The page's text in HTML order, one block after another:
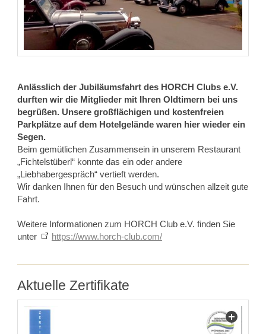
Anlässlich der Jubiläumsfahrt des HORCH Clubs e.V.
durften wir die Mitglieder mit Ihren Oldtimern bei uns
begrüßen. Unsere großflächigen und kostenfreien
Parkplätze auf dem Hotelgelände waren hier wieder ein
Segen.
Beim gemütlichen Zusammensein in unserem Restaurant
„Fichtelstüberl“ konnte das ein oder andere
„Liebhabergespräch“ vertieft werden.
Wir danken Ihnen für den Besuch und wünschen allzeit gute
Fahrt.
Weitere Informationen zum HORCH Club e.V. finden Sie
unter
https://www.horch-club.com/
Aktuelle Zertifikate